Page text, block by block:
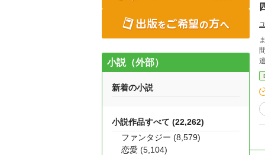
小説（外部）
新着の小説
小説作品すべて (22,262)
ファンタジー (8,579)
恋愛 (5,104)